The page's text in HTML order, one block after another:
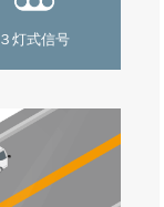
３灯式信号